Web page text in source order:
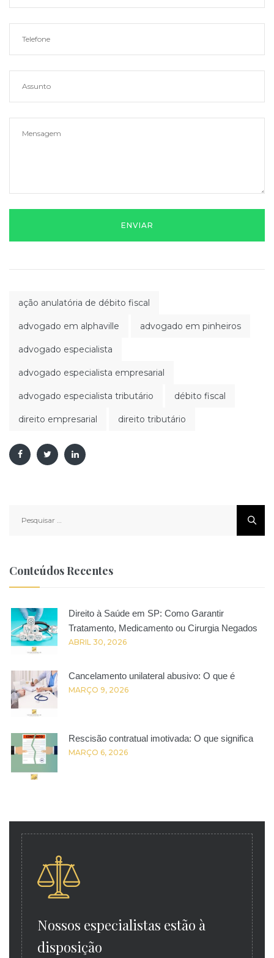
ação anulatória de débito fiscal
advogado em alphaville advogado em pinheiros
advogado especialista
advogado especialista empresarial
advogado especialista tributário débito fiscal
direito empresarial direito tributário
por:
Conteúdos Recentes
Direito à Saúde em SP: Como Garantir
Tratamento, Medicamento ou Cirurgia Negados
ABRIL 30, 2026
Cancelamento unilateral abusivo: O que é
MARÇO 9, 2026
Rescisão contratual imotivada: O que significa
MARÇO 6, 2026
Nossos especialistas estão à
disposição